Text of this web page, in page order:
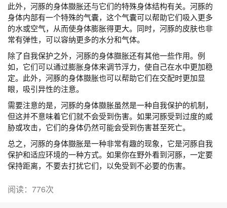
此外，河豚的身体臌胀还与它们的特殊身体结构有关。河豚的
身体内部有一个特殊的气囊，这个气囊可以帮助它们吸入更多
的水或空气，从而使身体膨胀得更大。同时，河豚的皮肤也非
常有弹性，可以容纳更多的水分和气体。
除了自我保护之外，河豚的身体臌胀还有其他一些作用。例
如，它们可以通过膨胀身体来调节浮力，使自己在水中更加稳
定。此外，河豚的身体臌胀也可以帮助它们在交配时更加显
眼，吸引异性的注意。
需要注意的是，河豚的身体臌胀虽然是一种自我保护的机制，
但这并不意味着它们就不会受到伤害。如果河豚受到过度的威
胁或攻击，它们的身体仍然可能会受到伤害甚至死亡。
总之，河豚的身体臌胀是一种非常有趣的现象，它是河豚自我
保护和适应环境的一种方式。如果你在野外看到河豚，一定要
保持距离，不要去打扰它们，以免受到不必要的伤害。
阅读：776次